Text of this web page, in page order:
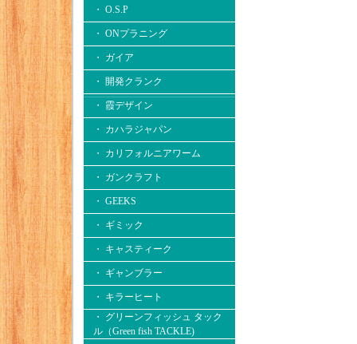
・ O.S.P
・ ONプラニング
・ ガイア
・ 開発クランク
・ 霞デザイン
・ カハラジャパン
・ カリフォルニアワーム
・ ガンクラフト
・ GEEKS
・ ギミック
・ キャスティーク
・ ギャンブラー
・ キラーヒート
・ グリーンフィッシュ タック
ル（Green fish TACKLE)